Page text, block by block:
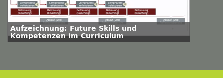
Aufzeichnung: Future Skills und
Kompetenzen im Curriculum